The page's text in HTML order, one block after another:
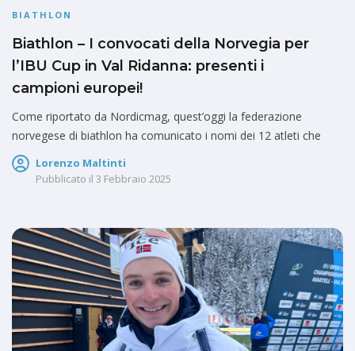
BIATHLON
Biathlon – I convocati della Norvegia per
l’IBU Cup in Val Ridanna: presenti i
campioni europei!
Come riportato da Nordicmag, quest’oggi la federazione
norvegese di biathlon ha comunicato i nomi dei 12 atleti che
Lorenzo Maltinti
Pubblicato il 3 Febbraio 2025